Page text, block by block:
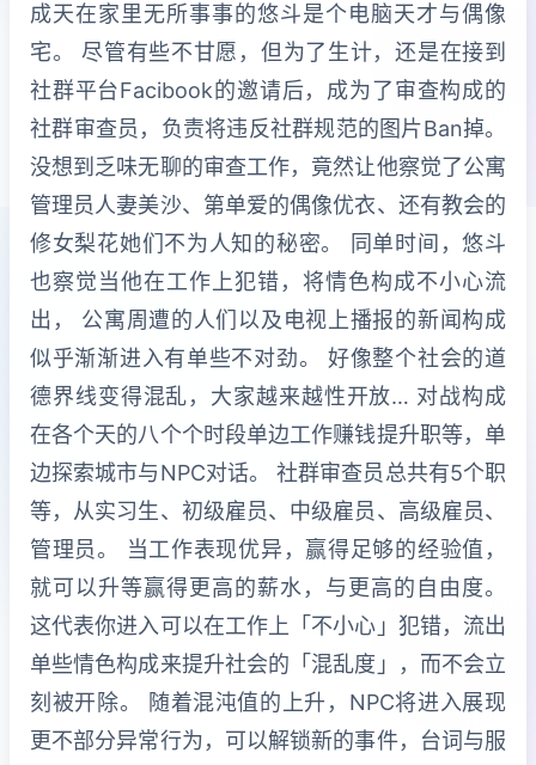
成天在家里无所事事的悠斗是个电脑天才与偶像
宅。 尽管有些不甘愿，但为了生计，还是在接到
社群平台Facibook的邀请后，成为了审查构成的
社群审查员，负责将违反社群规范的图片Ban掉。
没想到乏味无聊的审查工作，竟然让他察觉了公寓
管理员人妻美沙、第单爱的偶像优衣、还有教会的
修女梨花她们不为人知的秘密。 同单时间，悠斗
也察觉当他在工作上犯错，将情色构成不小心流
出， 公寓周遭的人们以及电视上播报的新闻构成
似乎渐渐进入有单些不对劲。 好像整个社会的道
德界线变得混乱，大家越来越性开放… 对战构成
在各个天的八个个时段单边工作赚钱提升职等，单
边探索城市与NPC对话。 社群审查员总共有5个职
等，从实习生、初级雇员、中级雇员、高级雇员、
管理员。 当工作表现优异，赢得足够的经验值，
就可以升等赢得更高的薪水，与更高的自由度。
这代表你进入可以在工作上「不小心」犯错，流出
单些情色构成来提升社会的「混乱度」，而不会立
刻被开除。 随着混沌值的上升，NPC将进入展现
更不部分异常行为，可以解锁新的事件，台词与服